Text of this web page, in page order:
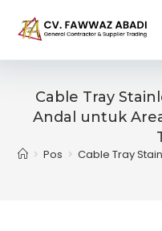
Cable Tray
Andal untuk
> Pos > Cable Tray